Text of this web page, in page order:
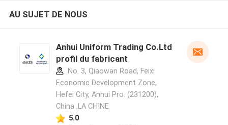
AU SUJET DE NOUS
Anhui Uniform Trading Co.Ltd
profil du fabricant
No. 3, Qiaowan Road, Feixi
Economic Development Zone,
Hefei City, Anhui Pro. (231200),
China ,LA CHINE
5.0